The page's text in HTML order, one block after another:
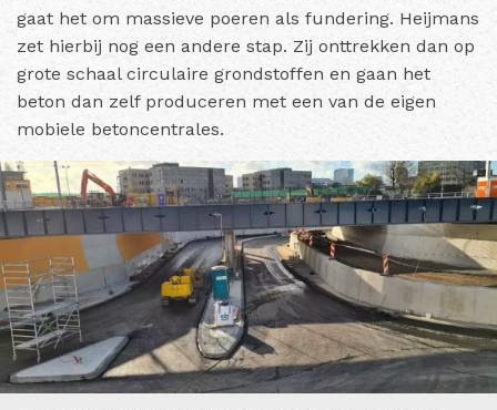
gaat het om massieve poeren als fundering. Heijmans
zet hierbij nog een andere stap. Zij onttrekken dan op
grote schaal circulaire grondstoffen en gaan het
beton dan zelf produceren met een van de eigen
mobiele betoncentrales.